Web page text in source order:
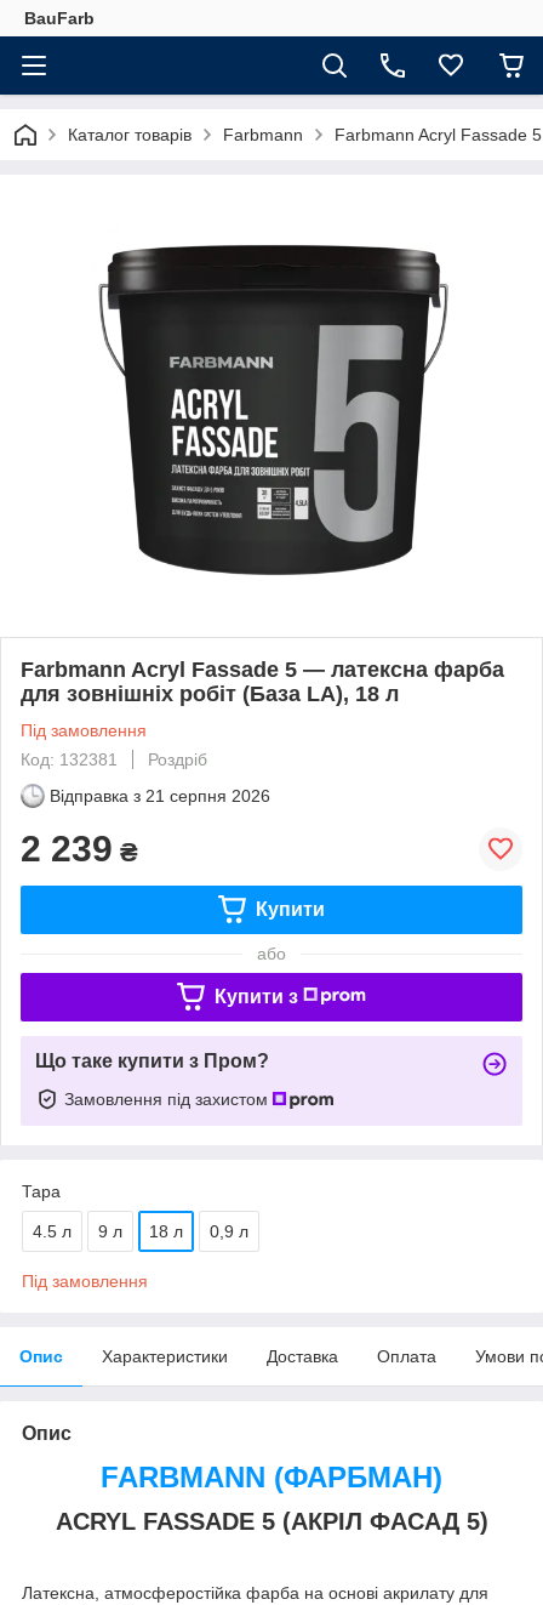
BauFarb
Каталог товарів Farbmann Farbmann Acryl Fassade
Farbmann Acryl Fassade 5 — латексна фарба
для зовнішніх робіт (База LA), 18 л
Під замовлення
Код: 132381
Роздріб
Відправка з 21 серпня 2026
2 239 ₴
Купити
або
Купити з
Що таке купити з Пром?
Замовлення під захистом
Тара
4.5 л 9 л 18 л 0,9 л
Під замовлення
Опис Характеристики Доставка Оплата Умови
Опис
FARBMANN (ФАРБМАН)
ACRYL FASSADE 5 (АКРІЛ ФАСАД 5)
Латексна, атмосферостійка фарба на основі акрилату для